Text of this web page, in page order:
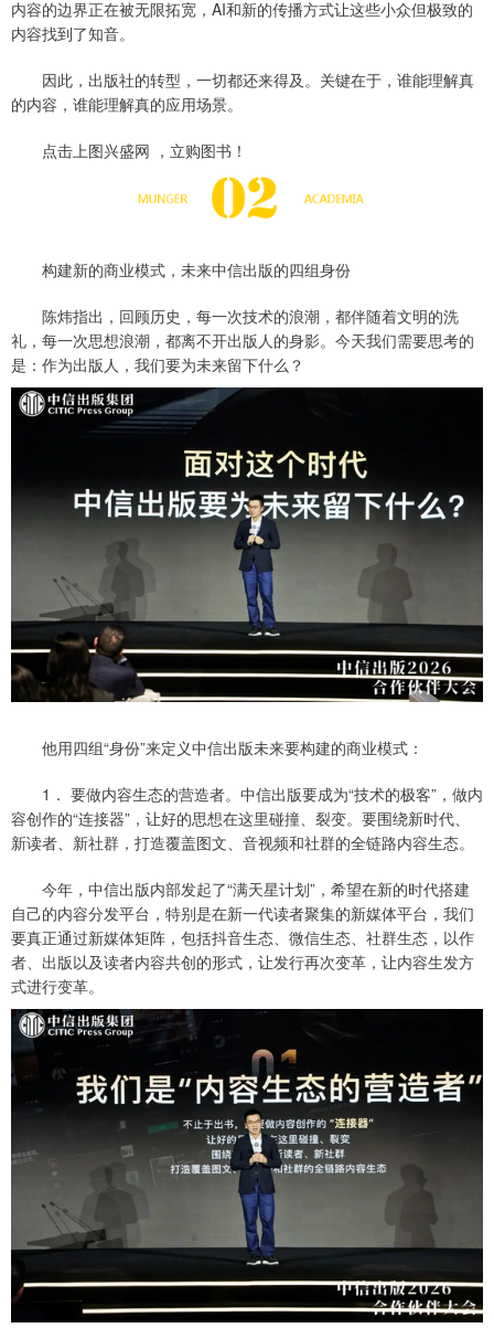
内容的边界正在被无限拓宽，AI和新的传播方式让这些小众但极致的
内容找到了知音。
因此，出版社的转型，一切都还来得及。关键在于，谁能理解真
的内容，谁能理解真的应用场景。
点击上图兴盛网 ，立购图书！
构建新的商业模式，未来中信出版的四组身份
陈炜指出，回顾历史，每一次技术的浪潮，都伴随着文明的洗
礼，每一次思想浪潮，都离不开出版人的身影。今天我们需要思考的
是：作为出版人，我们要为未来留下什么？
他用四组“身份”来定义中信出版未来要构建的商业模式：
1． 要做内容生态的营造者。中信出版要成为“技术的极客”，做内
容创作的“连接器”，让好的思想在这里碰撞、裂变。要围绕新时代、
新读者、新社群，打造覆盖图文、音视频和社群的全链路内容生态。
今年，中信出版内部发起了“满天星计划”，希望在新的时代搭建
自己的内容分发平台，特别是在新一代读者聚集的新媒体平台，我们
要真正通过新媒体矩阵，包括抖音生态、微信生态、社群生态，以作
者、出版以及读者内容共创的形式，让发行再次变革，让内容生发方
式进行变革。